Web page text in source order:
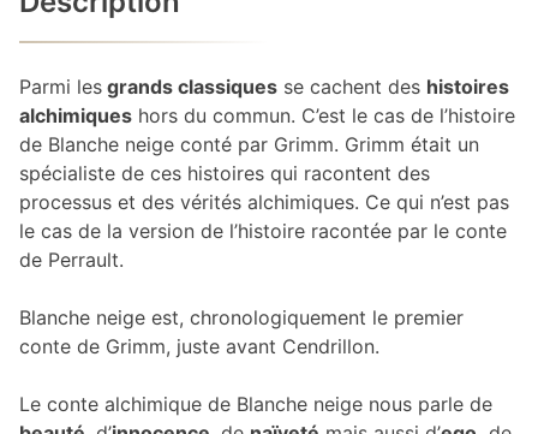
Parmi les grands classiques se cachent des histoires
alchimiques hors du commun. C’est le cas de l’histoire
de Blanche neige conté par Grimm. Grimm était un
spécialiste de ces histoires qui racontent des
processus et des vérités alchimiques. Ce qui n’est pas
le cas de la version de l’histoire racontée par le conte
de Perrault.
Blanche neige est, chronologiquement le premier
conte de Grimm, juste avant Cendrillon.
Le conte alchimique de Blanche neige nous parle de